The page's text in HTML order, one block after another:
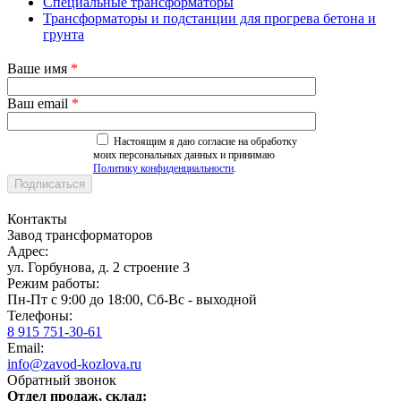
Трансформаторы и подстанции для прогрева бетона и
грунта
Ваше имя *
Ваш email *
Настоящим я даю согласие на обработку
моих персональных данных и принимаю
Политику конфиденциальности.
Контакты
Завод трансформаторов
Адрес:
ул. Горбунова, д. 2 строение 3
Режим работы:
Пн-Пт с 9:00 до 18:00, Сб-Вс - выходной
Телефоны:
8 915 751-30-61
Email:
info@zavod-kozlova.ru
Обратный звонок
Отдел продаж, склад: